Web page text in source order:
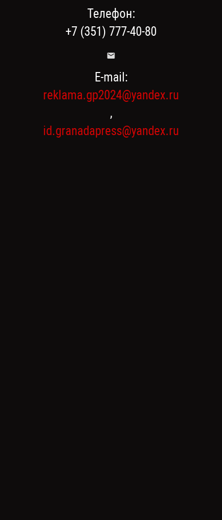
Телефон:
+7 (351) 777-40-80
E-mail:
reklama.gp2024@yandex.ru
,
id.granadapress@yandex.ru